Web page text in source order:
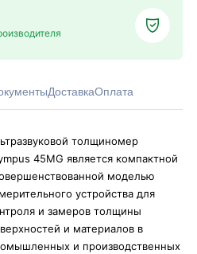
ДоставкаОплата
толщиномер
45MG является компактной
моделью
устройства для
и замеров толщины
и материалов в
и производственных